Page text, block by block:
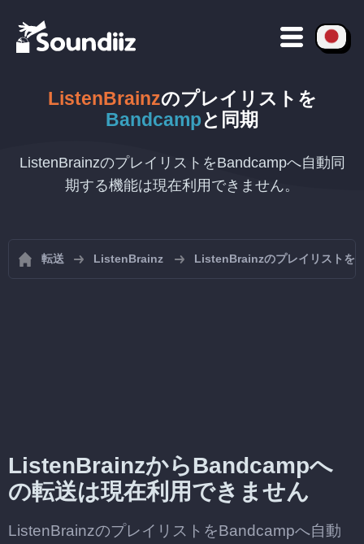
ListenBrainzのプレイリストを
Bandcampと同期
ListenBrainzのプレイリストをBandcampへ自動同
期する機能は現在利用できません。
転送 ListenBrainz ListenBrainzのプレイリストを
ListenBrainzからBandcampへ
の転送は現在利用できません
ListenBrainzのプレイリストをBandcampへ自動